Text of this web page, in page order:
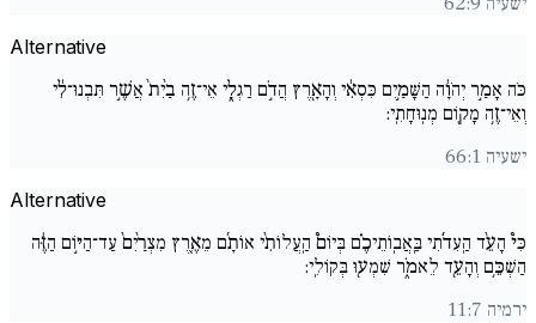
Alternative
כֹּה אָמַ֣ר יְהֹוָ֔ה הַשָּׁמַ֣יִם כִּסְאִ֔י וְהָאָ֖רֶץ הֲדֹ֣ם רַגְלָ֑י אֵי־זֶ֥ה בַ֙יִת֙ אֲשֶׁ֣ר תִּבְנוּ־לִ֔י
וְאֵי־זֶ֥ה מָק֖וֹם מְנֽוּחָתִֽי:
ישעיה 66:1
Alternative
כִּי֩ הָעֵ֨ד הַֽעִדֹ֜תִי בַּֽאֲבֽוֹתֵיכֶ֗ם בְּיוֹם֩ הַֽעֲלוֹתִ֨י אוֹתָ֜ם מֵאֶ֚רֶץ מִצְרַ֙יִם֙ עַד־הַיּ֣וֹם הַזֶּ֔ה
הַשְׁכֵּ֥ם וְהָעֵ֖ד לֵאמֹ֑ר שִׁמְע֖וּ בְּקוֹלִֽי:
ירמיה 11:7